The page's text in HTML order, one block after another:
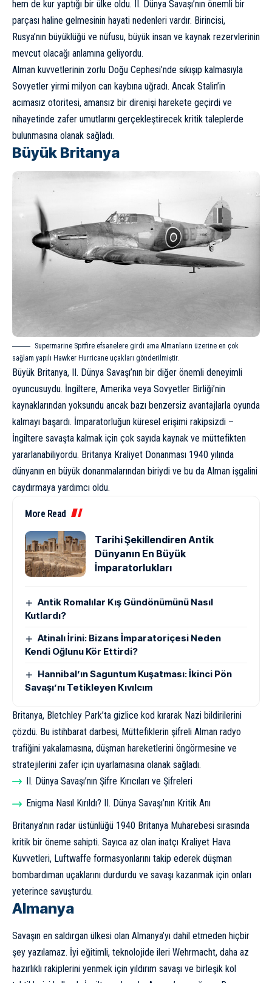
hem de kur yaptığı bir ülke oldu. II. Dünya Savaşı’nın önemli bir
parçası haline gelmesinin hayati nedenleri vardır. Birincisi,
Rusya’nın büyüklüğü ve nüfusu, büyük insan ve kaynak rezervlerinin
mevcut olacağı anlamına geliyordu.
Alman kuvvetlerinin zorlu Doğu Cephesi’nde sıkışıp kalmasıyla
Sovyetler yirmi milyon can kaybına uğradı. Ancak Stalin’in
acımasız otoritesi, amansız bir direnişi harekete geçirdi ve
nihayetinde zafer umutlarını gerçekleştirecek kritik taleplerde
bulunmasına olanak sağladı.
Büyük Britanya
Supermarine Spitfire efsanelere girdi ama Almanların üzerine en çok
sağlam yapılı Hawker Hurricane uçakları gönderilmiştir.
Büyük Britanya, II. Dünya Savaşı’nın bir diğer önemli deneyimli
oyuncusuydu. İngiltere, Amerika veya Sovyetler Birliği’nin
kaynaklarından yoksundu ancak bazı benzersiz avantajlarla oyunda
kalmayı başardı. İmparatorluğun küresel erişimi rakipsizdi –
İngiltere savaşta kalmak için çok sayıda kaynak ve müttefikten
yararlanabiliyordu. Britanya Kraliyet Donanması 1940 yılında
dünyanın en büyük donanmalarından biriydi ve bu da Alman işgalini
caydırmaya yardımcı oldu.
More Read
Tarihi Şekillendiren Antik
Dünyanın En Büyük
İmparatorlukları
Antik Romalılar Kış Gündönümünü Nasıl
Kutlardı?
Atinalı İrini: Bizans İmparatoriçesi Neden
Kendi Oğlunu Kör Ettirdi?
Hannibal’ın Saguntum Kuşatması: İkinci Pön
Savaşı’nı Tetikleyen Kıvılcım
Britanya, Bletchley Park’ta gizlice kod kırarak Nazi bildirilerini
çözdü. Bu istihbarat darbesi, Müttefiklerin şifreli Alman radyo
trafiğini yakalamasına, düşman hareketlerini öngörmesine ve
stratejilerini zafer için uyarlamasına olanak sağladı.
II. Dünya Savaşı’nın Şifre Kırıcıları ve Şifreleri
Enigma Nasıl Kırıldı? II. Dünya Savaşı’nın Kritik Anı
Britanya’nın radar üstünlüğü 1940 Britanya Muharebesi sırasında
kritik bir öneme sahipti. Sayıca az olan inatçı Kraliyet Hava
Kuvvetleri, Luftwaffe formasyonlarını takip ederek düşman
bombardıman uçaklarını durdurdu ve savaşı kazanmak için onları
yeterince savuşturdu.
Almanya
Savaşın en saldırgan ülkesi olan Almanya’yı dahil etmeden hiçbir
şey yazılamaz. İyi eğitimli, teknolojide ileri Wehrmacht, daha az
hazırlıklı rakiplerini yenmek için yıldırım savaşı ve birleşik kol